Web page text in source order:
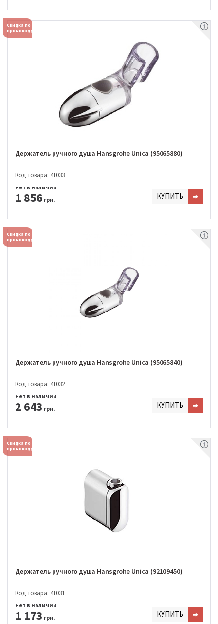
Скидка по
промокоду
Держатель ручного душа Hansgrohe Unica (95065880)
Код товара: 41033
1 856 грн.
нет в наличии
КУПИТЬ
Скидка по
промокоду
Держатель ручного душа Hansgrohe Unica (95065840)
Код товара: 41032
2 643 грн.
нет в наличии
КУПИТЬ
Скидка по
промокоду
Держатель ручного душа Hansgrohe Unica (92109450)
Код товара: 41031
1 173 грн.
нет в наличии
КУПИТЬ